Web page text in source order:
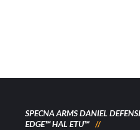
SPECNA ARMS DANIEL
EDGE™ HAL ETU™